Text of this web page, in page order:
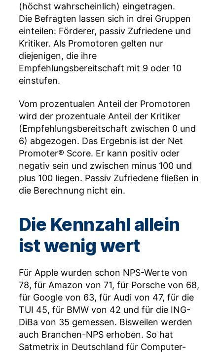
(höchst wahrscheinlich) eingetragen.
Die Befragten lassen sich in drei Gruppen
einteilen: Förderer, passiv Zufriedene und
Kritiker. Als Promotoren gelten nur
diejenigen, die ihre
Empfehlungsbereitschaft mit 9 oder 10
einstufen.
Vom prozentualen Anteil der Promotoren
wird der prozentuale Anteil der Kritiker
(Empfehlungsbereitschaft zwischen 0 und
6) abgezogen. Das Ergebnis ist der Net
Promoter® Score. Er kann positiv oder
negativ sein und zwischen minus 100 und
plus 100 liegen. Passiv Zufriedene fließen in
die Berechnung nicht ein.
Die Kennzahl allein
ist wenig wert
Für Apple wurden schon NPS-Werte von
78, für Amazon von 71, für Porsche von 68,
für Google von 63, für Audi von 47, für die
TUI 45, für BMW von 42 und für die ING-
DiBa von 35 gemessen. Bisweilen werden
auch Branchen-NPS erhoben. So hat
Satmetrix in Deutschland für Computer-